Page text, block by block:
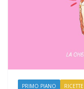
PRIMO PIANO RICETTE